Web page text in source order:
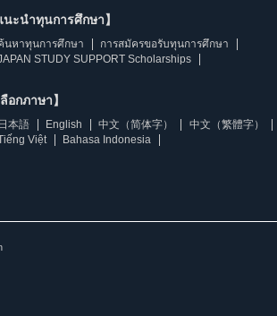
แนะนำทุนการศึกษา】
นหาทุนการศึกษา
การสมัครขอรับทุนการศึกษา
STUDY SUPPORT Scholarships
ลือกภาษา】
日本語 English 中文（简体字） 中文（繁體字）
Việt
Bahasa Indonesia